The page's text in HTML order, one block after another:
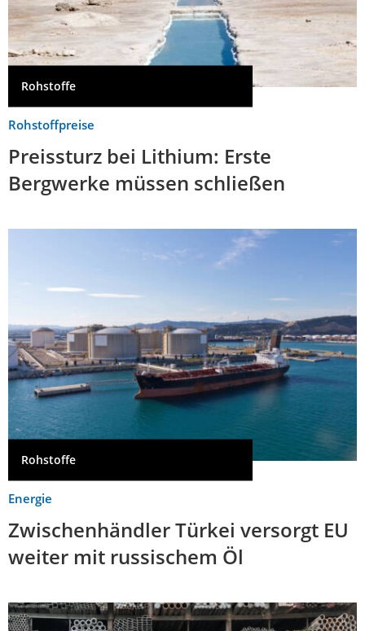
Rohstoffe
Rohstoffpreise
Preissturz bei Lithium: Erste
Bergwerke müssen schließen
Rohstoffe
Energie
Zwischenhändler Türkei versorgt EU
weiter mit russischem Öl